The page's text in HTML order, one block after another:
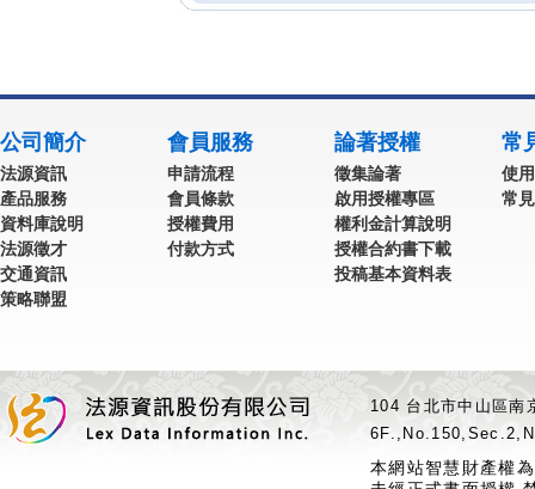
公司簡介
法源資訊
產品服務
資料庫說明
法源徵才
交通資訊
策略聯盟
會員服務
申請流程
會員條款
授權費用
付款方式
論著授權
徵集論著
啟用授權專區
權利金計算說明
授權合約書下載
投稿基本資料表
常
使
常
104 台北市中山區
本網站智慧財產權